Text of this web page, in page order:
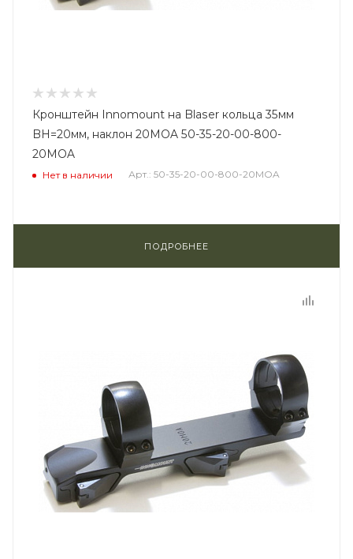
Кронштейн Innomount на Blaser кольца 35мм
BH=20мм, наклон 20MOA 50-35-20-00-800-
20MOA
Нет в наличии Арт.: 50-35-20-00-800-20MOA
ПОДРОБНЕЕ